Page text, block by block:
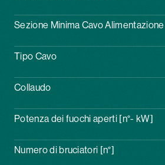
Sezione Minima Cavo Alimentazione
Tipo Cavo
Collaudo
Potenza dei fuochi aperti [n°- kW]
Numero di bruciatori [n°]